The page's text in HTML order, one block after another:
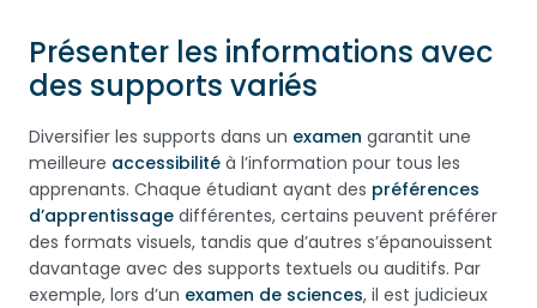
Présenter les informations avec
des supports variés
Diversifier les supports dans un examen garantit une
meilleure accessibilité à l’information pour tous les
apprenants. Chaque étudiant ayant des préférences
d’apprentissage différentes, certains peuvent préférer
des formats visuels, tandis que d’autres s’épanouissent
davantage avec des supports textuels ou auditifs. Par
exemple, lors d’un examen de sciences, il est judicieux